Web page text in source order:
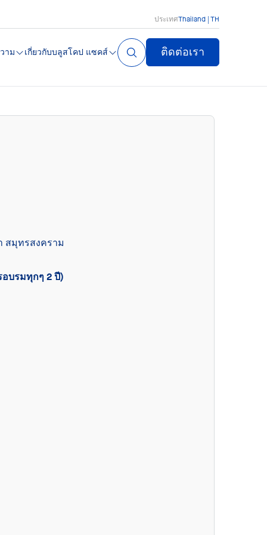
ประเทศThailand | TH
าม เกี่ยวกับบลูสโคป แซคส์ ติดต่อเรา
สมุทรสงคราม
บรมทุกๆ 2 ปี)